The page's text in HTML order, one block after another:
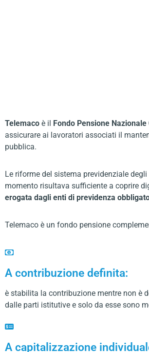
Telemaco è il Fondo Pensione
assicurare ai lavoratori associati il
pubblica.
Le riforme del sistema previdenziale
momento risultava sufficiente a coprire
erogata dagli enti di previdenza
Telemaco è un fondo pensione
A contribuzione definita:
è stabilita la contribuzione mentre non è
dalle parti istitutive e solo da esse sono
A capitalizzazione